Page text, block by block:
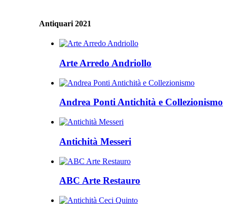
Antiquari 2021
Arte Arredo Andriollo
Andrea Ponti Antichità e Collezionismo
Antichità Messeri
ABC Arte Restauro